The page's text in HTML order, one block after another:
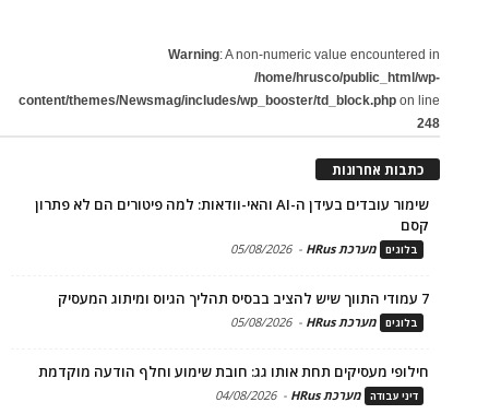
Warning: A non-numeric value encountered in
/home/hrusco/public_html/wp-
content/themes/Newsmag/includes/wp_booster/td_block.php on line
248
כתבות אחרונות
שימור עובדים בעידן ה-AI והאי-וודאות: למה פיטורים הם לא פתרון
קסם
בלוגים מערכת HRus -
05/08/2026
7 עמודי התווך שיש להציב בבסיס תהליך הגיוס ומיתוג המעסיק
בלוגים מערכת HRus -
05/08/2026
חילופי מעסיקים תחת אותו גג: חובת שימוע וחלף הודעה מוקדמת
דיני עבודה מערכת HRus -
04/08/2026